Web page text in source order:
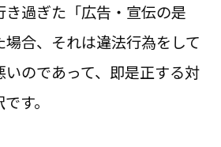
過ぎた「広告・宣伝の是
合、それは違法行為をして
いのであって、即是正する対
す。